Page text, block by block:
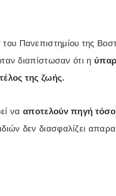
Πανεπιστημίου της
διαπίστωσαν ότι η
της ζωής.
να αποτελούν πηγή τόσο
δεν διασφαλίζει